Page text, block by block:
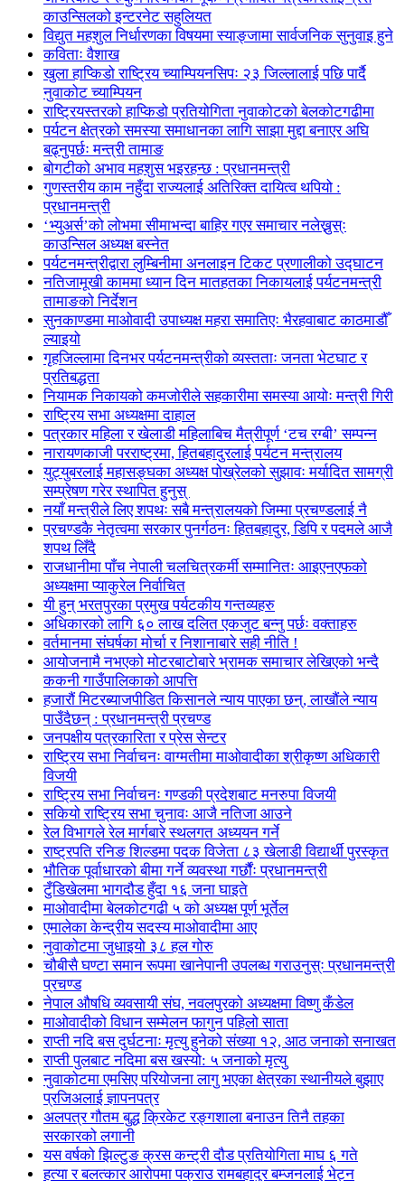
काउन्सिलको इन्टरनेट सहुलियत
विद्युत महशुल निर्धारणका विषयमा स्याङ्जामा सार्वजनिक सुनुवाइ हुने
कविताः वैशाख
खुला हाप्किडो राष्ट्रिय च्याम्पियनसिपः २३ जिल्लालाई पछि पार्दै
नुवाकोट च्याम्पियन
राष्ट्रियस्तरको हाप्किडो प्रतियोगिता नुवाकोटको बेलकोटगढीमा
पर्यटन क्षेत्रको समस्या समाधानका लागि साझा मुद्दा बनाएर अघि
बढ्नुपर्छः मन्त्री तामाङ
बोगटीको अभाव महशुस भइरहन्छ : प्रधानमन्त्री
गुणस्तरीय काम नहुँदा राज्यलाई अतिरिक्त दायित्व थपियो :
प्रधानमन्त्री
‘भ्युअर्स’को लोभमा सीमाभन्दा बाहिर गएर समाचार नलेख्नुस्ः
काउन्सिल अध्यक्ष बस्नेत
पर्यटनमन्त्रीद्वारा लुम्बिनीमा अनलाइन टिकट प्रणालीको उद्घाटन
नतिजामूखी काममा ध्यान दिन मातहतका निकायलाई पर्यटनमन्त्री
तामाङको निर्देशन
सुनकाण्डमा मा‌ओवादी उपाध्यक्ष महरा समातिएः भैरहवाबाट काठमाडौँ
ल्याइयो
गृहजिल्लामा दिनभर पर्यटनमन्त्रीको व्यस्तताः जनता भेटघाट र
प्रतिबद्धता
नियामक निकायको कमजोरीले सहकारीमा समस्या आयोः मन्त्री गिरी
राष्ट्रिय सभा अध्यक्षमा दाहाल
पत्रकार महिला र खेलाडी महिलाबिच मैत्रीपूर्ण ‘टच रग्बी’ सम्पन्न
नारायणकाजी परराष्ट्रमा, हितबहादुरलाई पर्यटन मन्त्रालय
युट्युबरलाई महासङ्घका अध्यक्ष पोख्रेलको सुझावः मर्यादित सामग्री
सम्प्रेषण गरेर स्थापित हुनुस्
नयाँ मन्त्रीले लिए शपथः सबै मन्त्रालयको जिम्मा प्रचण्डलाई नै
प्रचण्डकै नेतृत्वमा सरकार पुनर्गठनः हितबहादुर, डिपि र पदमले आजै
शपथ लिँदै
राजधानीमा पाँच नेपाली चलचित्रकर्मी सम्मानितः आइएनएफको
अध्यक्षमा प्याकुरेल निर्वाचित
यी हुन् भरतपुरका प्रमुख पर्यटकीय गन्तव्यहरु
अधिकारको लागि ६० लाख दलित एकजुट बन्नु पर्छः वक्ताहरु
वर्तमानमा संघर्षका मोर्चा र निशानाबारे सही नीति !
आयोजनामै नभएको मोटरबाटोबारे भ्रामक समाचार लेखिएको भन्दै
ककनी गाउँपालिकाको आपत्ति
हजारौं मिटरब्याजपीडित किसानले न्याय पाएका छन्, लाखौंले न्याय
पाउँदैछन् : प्रधानमन्त्री प्रचण्ड
जनपक्षीय पत्रकारिता र प्रेस सेन्टर
राष्ट्रिय सभा निर्वाचनः वाग्मतीमा माओवादीका श्रीकृष्ण अधिकारी
विजयी
राष्ट्रिय सभा निर्वाचनः गण्डकी प्रदेशबाट मनरुपा विजयी
सकियो राष्ट्रिय सभा चुनावः आजै नतिजा आउने
रेल विभागले रेल मार्गबारे स्थलगत अध्ययन गर्ने
राष्ट्रपति रनिङ शिल्डमा पदक विजेता ८३ खेलाडी विद्यार्थी पुरस्कृत
भौतिक पूर्वाधारको बीमा गर्ने व्यवस्था गर्छौंः प्रधानमन्त्री
टुँडिखेलमा भागदौड हुँदा १६ जना घाइते
माओवादीमा बेलकोटगढी ५ को अध्यक्ष पूर्ण भूर्तेल
एमालेका केन्द्रीय सदस्य माओ‌वादीमा आए
नुवाकोटमा जुधाइयो ३८ हल गोरु
चौबीसै घण्टा समान रूपमा खानेपानी उपलब्ध गराउनुस्ः प्रधानमन्त्री
प्रचण्ड
नेपाल औषधि व्यवसायी संघ, नवलपुरको अध्यक्षमा विष्णु कँडेल
माओवादीको विधान सम्मेलन फागुन पहिलो साता
राप्ती नदि बस दुर्घटनाः मृत्यु हुनेको संख्या १२, आठ जनाको सनाखत
राप्ती पुलबाट नदिमा बस खस्यो: ५ जनाको मृत्यु
नुवाकोटमा एमसिए परियोजना लागु भएका क्षेत्रका स्थानीयले बुझाए
प्रजिअलाई ज्ञापनपत्र
अलपत्र गौतम बुद्ध क्रिकेट रङ्गशाला बनाउन तिनै तहका
सरकारको लगानी
यस वर्षको झिल्टुङ क्रस कन्ट्री दौड प्रतियोगिता माघ ६ गते
हत्या र बलत्कार आरोपमा पक्राउ रामबहादुर बम्जनलाई भेट्न